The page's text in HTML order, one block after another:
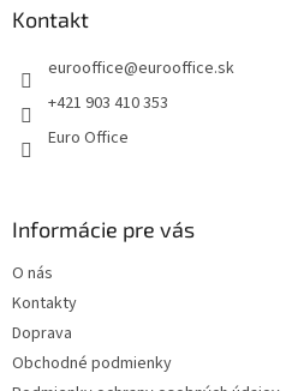
Kontakt
eurooffice@eurooffice.sk
+421 903 410 353
Euro Office
Informácie pre vás
O nás
Kontakty
Doprava
Obchodné podmienky